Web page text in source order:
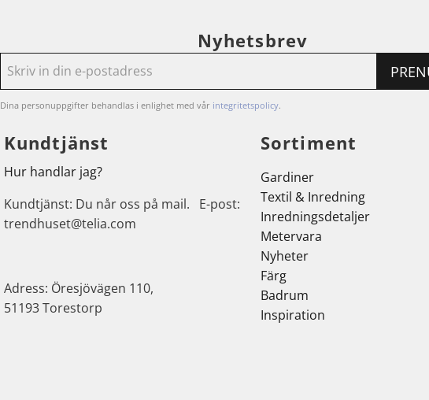
Nyhetsbrev
Dina personuppgifter behandlas i enlighet med vår integritetspolicy.
Kundtjänst
Hur handlar jag?
Kundtjänst: Du når oss på mail. E-post:
trendhuset@telia.com
Adress: Öresjövägen 110,
51193 Torestorp
Sortiment
Gardiner
Textil & Inredning
Inredningsdetaljer
Metervara
Nyheter
Färg
Badrum
Inspiration